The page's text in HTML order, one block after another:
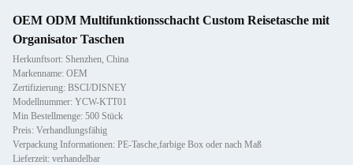
OEM ODM Multifunktionsschacht Custom Reisetasche mit
Organisator Taschen
Herkunftsort: Shenzhen, China
Markenname: OEM
Zertifizierung: BSCI/DISNEY
Modellnummer: YCW-KTT01
Min Bestellmenge: 500 Stück
Preis: Verhandlungsfähig
Verpackung Informationen: PE-Tasche,farbige Box oder nach Maß
Lieferzeit: verhandelbar